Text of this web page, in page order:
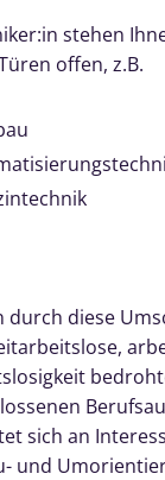
stehen
offen, z.B.
durch diese
sich an
und